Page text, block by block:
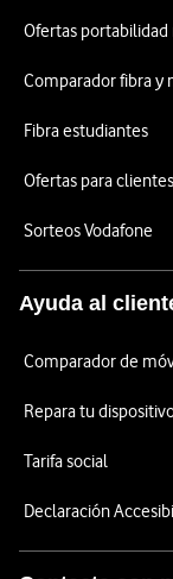
Ofertas
Comparador fibra y
Fibra estudiantes
Ofertas para clientes
Sorteos Vodafone
Ayuda al
Comparador de
Repara tu
Tarifa social
Declaración